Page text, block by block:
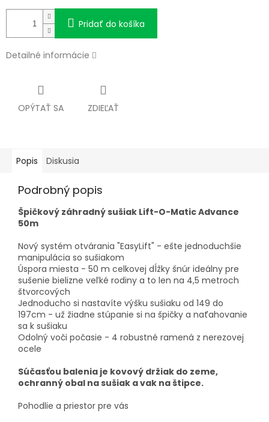
Pridať do košíka
Detailné informácie
OPÝTAŤ SA ZDIEĽAŤ
Popis Diskusia
Podrobný popis
Špičkový záhradný sušiak Lift-O-Matic Advance
50m
Nový systém otvárania "EasyLift" - ešte jednoduchšie
manipulácia so sušiakom
Úspora miesta - 50 m celkovej dĺžky šnúr ideálny pre
sušenie bielizne veľké rodiny a to len na 4,5 metroch
štvorcových
Jednoducho si nastavíte výšku sušiaku od 149 do
197cm - už žiadne stúpanie si na špičky a naťahovanie
sa k sušiaku
Odolný voči počasie - 4 robustné ramená z nerezovej
ocele
Súčasťou balenia je kovový držiak do zeme,
ochranný obal na sušiak a vak na štipce.
Pohodlie a priestor pre vás